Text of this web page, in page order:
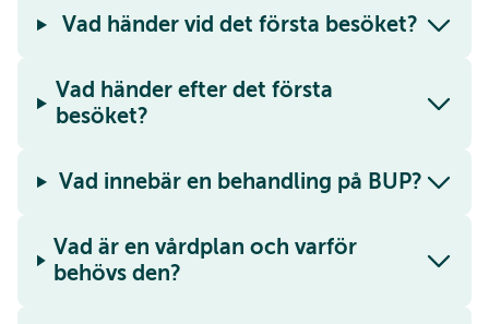
Vad händer vid det första besöket?
Vad händer efter det första
besöket?
Vad innebär en behandling på BUP?
Vad är en vårdplan och varför
behövs den?